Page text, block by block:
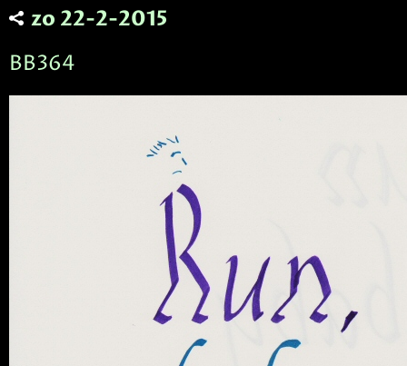
zo 22-2-2015
BB364